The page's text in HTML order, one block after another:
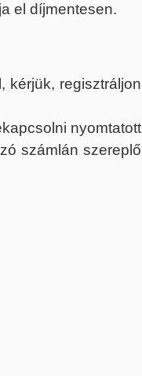
el díjmentesen.
kérjük, regisztráljon
nyomtatott
számlán szereplő